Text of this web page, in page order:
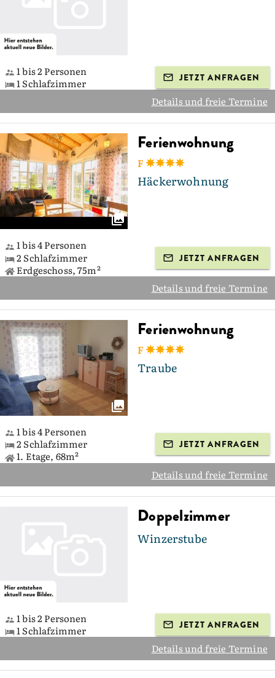
1 bis 2 Personen
1 Schlafzimmer
JETZT ANFRAGEN
Details und freie Termine
Ferienwohnung
F
Häckerwohnung
1 bis 4 Personen
2 Schlafzimmer
Erdgeschoss, 75m²
JETZT ANFRAGEN
Details und freie Termine
Ferienwohnung
F
Traube
1 bis 4 Personen
2 Schlafzimmer
1. Etage, 68m²
JETZT ANFRAGEN
Details und freie Termine
Doppelzimmer
Winzerstube
1 bis 2 Personen
1 Schlafzimmer
JETZT ANFRAGEN
Details und freie Termine